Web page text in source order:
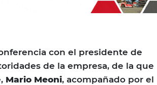
con el presidente de
de la empresa, de la que
Mario Meoni, acompañado por el